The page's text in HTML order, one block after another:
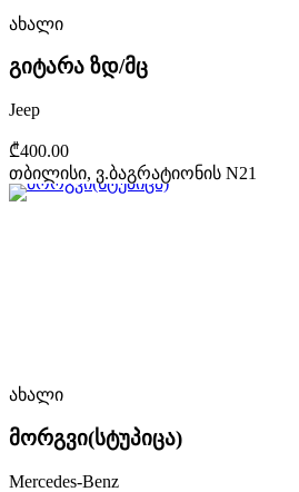
ახალი
გიტარა ზდ/მც
Jeep
₾400.00
თბილისი, ვ.ბაგრატიონის N21
ახალი
მორგვი(სტუპიცა)
Mercedes-Benz